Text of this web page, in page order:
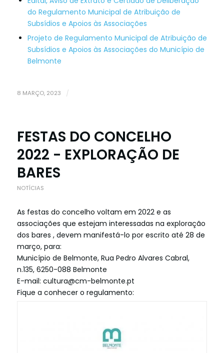
do Regulamento Municipal de Atribuição de
Subsídios e Apoios às Associações
Projeto de Regulamento Municipal de Atribuição de
Subsídios e Apoios às Associações do Município de
Belmonte
8 MARÇO, 2023 /
FESTAS DO CONCELHO
2022 - EXPLORAÇÃO DE
BARES
NOTÍCIAS
As festas do concelho voltam em 2022 e as
associações que estejam interessadas na exploração
dos bares , devem manifestá-lo por escrito até 28 de
março, para:
Município de Belmonte, Rua Pedro Alvares Cabral,
n.135, 6250-088 Belmonte
E-mail: cultura@cm-belmonte.pt
Fique a conhecer o regulamento: